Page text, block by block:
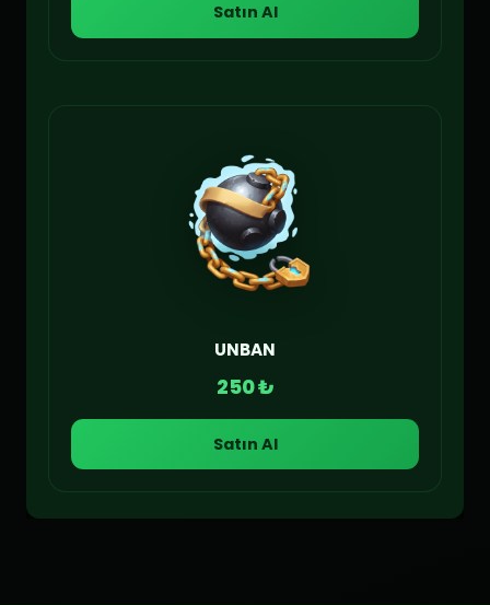
Satın Al
UNBAN
250 ₺
Satın Al